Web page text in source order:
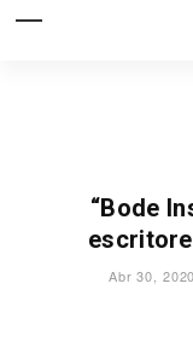
“Bode
Abr 30, 2020